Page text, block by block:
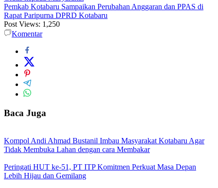
Pemkab Kotabaru Sampaikan Perubahan Anggaran dan PPAS di
Rapat Paripurna DPRD Kotabaru
Post Views: 1,250
Komentar
Baca Juga
Kompol Andi Ahmad Bustanil Imbau Masyarakat Kotabaru Agar
Tidak Membuka Lahan dengan cara Membakar
Peringati HUT ke-51, PT ITP Komitmen Perkuat Masa Depan
Lebih Hijau dan Gemilang